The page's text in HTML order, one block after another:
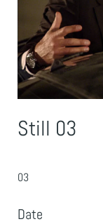
Still 03
03
Date